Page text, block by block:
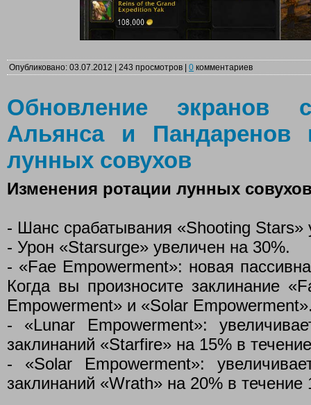
Опубликовано: 03.07.2012 | 243 просмотров | 0 комментариев
Обновление экранов
Альянса и Пандаренов
лунных совухов
Изменения ротации лунных
- Шанс срабатывания «Shooting Stars»
- Урон «Starsurge» увеличен на 30%.
- «Fae Empowerment»: новая
Когда вы произносите заклинание
Empowerment» и «Solar
- «Lunar Empowerment»:
заклинаний «Starfire» на 15% в
- «Solar Empowerment»:
заклинаний «Wrath» на 20% в течение